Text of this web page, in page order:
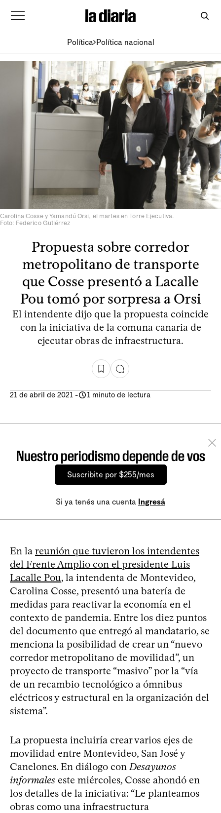
Política Política nacional
Carolina Cosse y Yamandú Orsi, el martes en Torre Ejecutiva.
Foto: Federico Gutiérrez
Propuesta sobre corredor
metropolitano de transporte
que Cosse presentó a Lacalle
Pou tomó por sorpresa a Orsi
El intendente dijo que la propuesta coincide
con la iniciativa de la comuna canaria de
ejecutar obras de infraestructura.
21 de abril de 2021 - 1 minuto de lectura
Nuestro periodismo depende de vos
Suscribite por $255/mes
Si ya tenés una cuenta Ingresá
En la reunión que tuvieron los intendentes
del Frente Amplio con el presidente Luis
Lacalle Pou, la intendenta de Montevideo,
Carolina Cosse, presentó una batería de
medidas para reactivar la economía en el
contexto de pandemia. Entre los diez puntos
del documento que entregó al mandatario, se
menciona la posibilidad de crear un “nuevo
corredor metropolitano de movilidad”, un
proyecto de transporte “masivo” por la “vía
de un recambio tecnológico a ómnibus
eléctricos y estructural en la organización del
sistema”.
La propuesta incluiría crear varios ejes de
movilidad entre Montevideo, San José y
Canelones. En diálogo con Desayunos
informales este miércoles, Cosse ahondó en
los detalles de la iniciativa: “Le planteamos
obras como una infraestructura